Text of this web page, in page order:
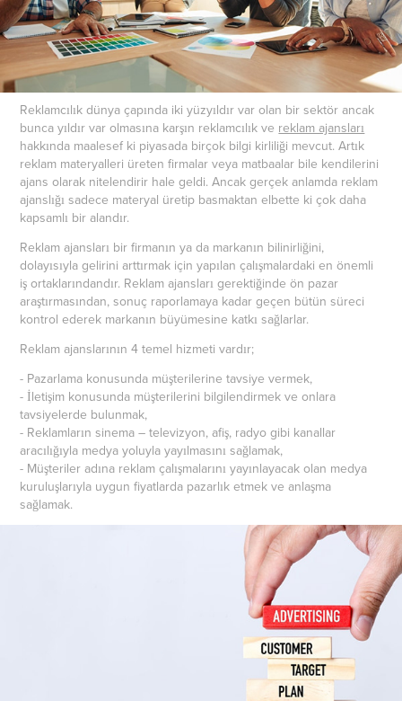
Reklamcılık dünya çapında iki yüzyıldır var olan bir sektör ancak
bunca yıldır var olmasına karşın reklamcılık ve reklam ajansları
hakkında maalesef ki piyasada birçok bilgi kirliliği mevcut. Artık
reklam materyalleri üreten firmalar veya matbaalar bile kendilerini
ajans olarak nitelendirir hale geldi. Ancak gerçek anlamda reklam
ajanslığı sadece materyal üretip basmaktan elbette ki çok daha
kapsamlı bir alandır.
Reklam ajansları bir firmanın ya da markanın bilinirliğini,
dolayısıyla gelirini arttırmak için yapılan çalışmalardaki en önemli
iş ortaklarındandır. Reklam ajansları gerektiğinde ön pazar
araştırmasından, sonuç raporlamaya kadar geçen bütün süreci
kontrol ederek markanın büyümesine katkı sağlarlar.
Reklam ajanslarının 4 temel hizmeti vardır;
- Pazarlama konusunda müşterilerine tavsiye vermek,
- İletişim konusunda müşterilerini bilgilendirmek ve onlara
tavsiyelerde bulunmak,
- Reklamların sinema – televizyon, afiş, radyo gibi kanallar
aracılığıyla medya yoluyla yayılmasını sağlamak,
- Müşteriler adına reklam çalışmalarını yayınlayacak olan medya
kuruluşlarıyla uygun fiyatlarda pazarlık etmek ve anlaşma
sağlamak.